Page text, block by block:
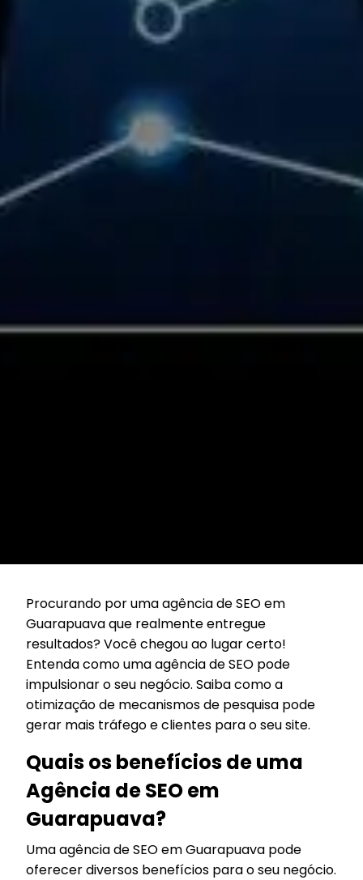
Procurando por uma agência de SEO em
Guarapuava que realmente entregue
resultados? Você chegou ao lugar certo!
Entenda como uma agência de SEO pode
impulsionar o seu negócio. Saiba como a
otimização de mecanismos de pesquisa pode
gerar mais tráfego e clientes para o seu site.
Quais os benefícios de uma
Agência de SEO em
Guarapuava?
Uma agência de SEO em Guarapuava pode
oferecer diversos benefícios para o seu negócio.